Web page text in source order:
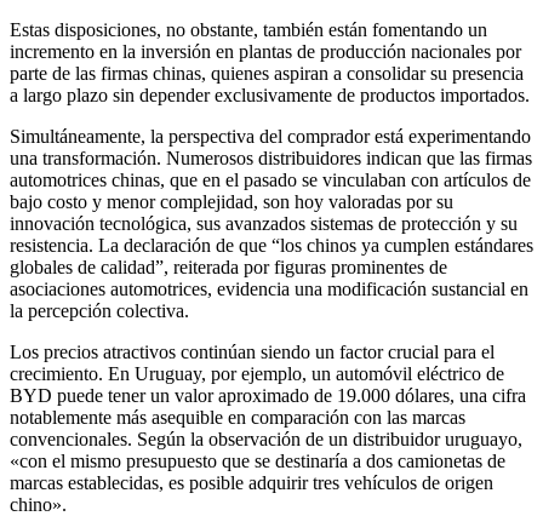
Estas disposiciones, no obstante, también están fomentando un
incremento en la inversión en plantas de producción nacionales por
parte de las firmas chinas, quienes aspiran a consolidar su presencia
a largo plazo sin depender exclusivamente de productos importados.
Simultáneamente, la perspectiva del comprador está experimentando
una transformación. Numerosos distribuidores indican que las firmas
automotrices chinas, que en el pasado se vinculaban con artículos de
bajo costo y menor complejidad, son hoy valoradas por su
innovación tecnológica, sus avanzados sistemas de protección y su
resistencia. La declaración de que “los chinos ya cumplen estándares
globales de calidad”, reiterada por figuras prominentes de
asociaciones automotrices, evidencia una modificación sustancial en
la percepción colectiva.
Los precios atractivos continúan siendo un factor crucial para el
crecimiento. En Uruguay, por ejemplo, un automóvil eléctrico de
BYD puede tener un valor aproximado de 19.000 dólares, una cifra
notablemente más asequible en comparación con las marcas
convencionales. Según la observación de un distribuidor uruguayo,
«con el mismo presupuesto que se destinaría a dos camionetas de
marcas establecidas, es posible adquirir tres vehículos de origen
chino».